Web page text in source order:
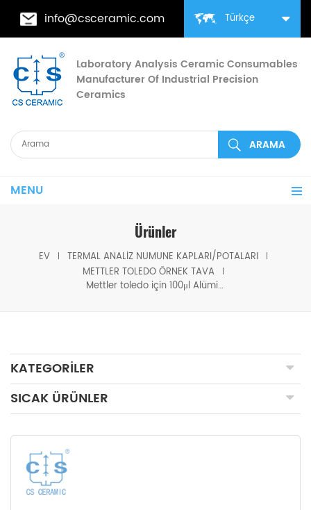
Türkçe
info@csceramic.com
Laboratory Analysis Ceramic Consumables
Manufacturer Of Industrial Precision
Ceramics
MENU
Ürünler
EV
TERMAL ANALIZ NUMUNE KAPLARI/POTALARI
METTLER TOLEDO ÖRNEK TAVA
Mettler toledo için 100μl Alüminyum potalar w/pin w/kapak
KATEGORILER
SICAK ÜRÜNLER